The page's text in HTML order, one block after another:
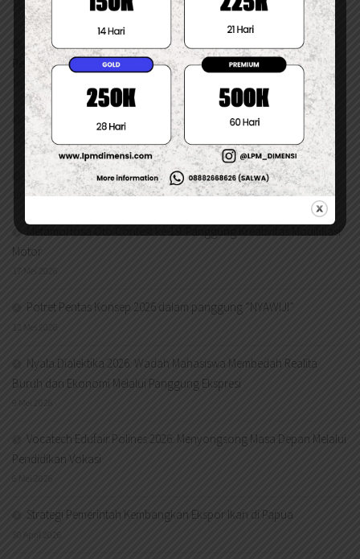
23 Juni 2026
Gelar Aksi PANTURA Mahasiswa Suarakan Lima Tuntutan kepada
Pemerintah
16 Juni 2026
Pertamina Naikkan Harga Pertamax dan Pertamax Green
11 Juni 2026
MAJALAH DIMENSI EDISI KE-70
30 Mei 2026
Metamorfosa Oto Contest ke-19: Panggung Kreativitas Modifikasi
Motor
17 Mei 2026
Potret Pentas Konsep 2026 dalam panggung “NYAWIJI”
12 Mei 2026
Nyala Dialektika 2026: Wadah Mahasiswa Membedah Realita
Buruh dan Ekonomi Melalui Panggung Ekspresi
9 Mei 2026
Vocatech Edufair Polines 2026: Menyongsong Masa Depan Melalui
Pendidikan Vokasi
6 Mei 2026
Strategi Pemerintah Kembangkan Ekspor Ikan di Papua
30 April 2026